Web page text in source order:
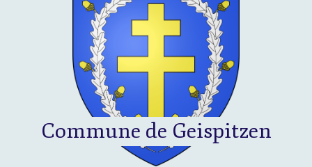
La prise de rendez-vous est à privilégier pour les
services suivants : Etat Civil, Urbanisme et Scolaire
Commune de Geispitzen